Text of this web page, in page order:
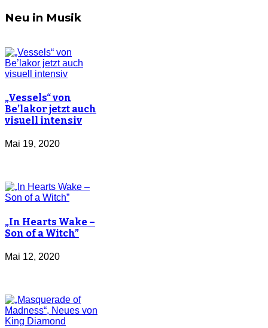
Neu in Musik
„Vessels“ von
Be’lakor jetzt auch
visuell intensiv
Mai 19, 2020
„In Hearts Wake –
Son of a Witch”
Mai 12, 2020